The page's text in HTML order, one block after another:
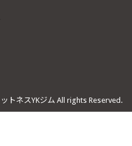
トネスYKジム All rights Reserved.